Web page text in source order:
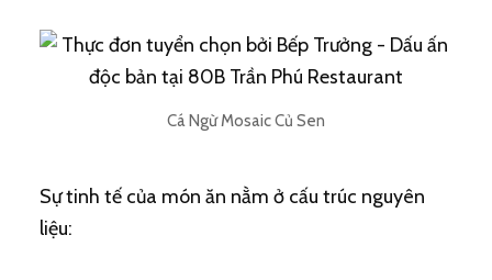
Cá Ngừ Mosaic Củ Sen
Sự tinh tế của món ăn nằm ở cấu trúc nguyên
liệu: